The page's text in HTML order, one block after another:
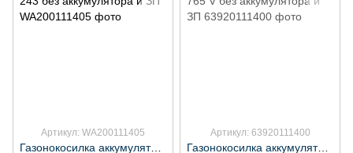
Артикул: WA200111405
Газонокосилка аккумуляторная STIHL RМА 243 без аккумулятора и ЗП
Артикул: 63920111400
Газонокосилка аккумуляторная STIHL RMA 765 V без аккумулятора и ЗП